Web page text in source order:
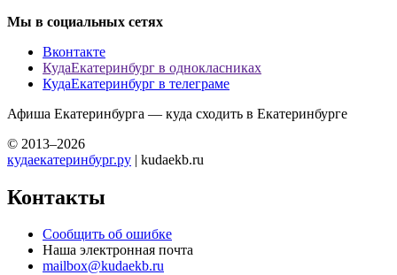
Мы в социальных сетях
Вконтакте
КудаЕкатеринбург в однокласниках
КудаЕкатеринбург в телеграме
Афиша Екатеринбурга — куда сходить в Екатеринбурге
© 2013–2026
кудаекатеринбург.ру | kudaekb.ru
Контакты
Сообщить об ошибке
Наша электронная почта
mailbox@kudaekb.ru